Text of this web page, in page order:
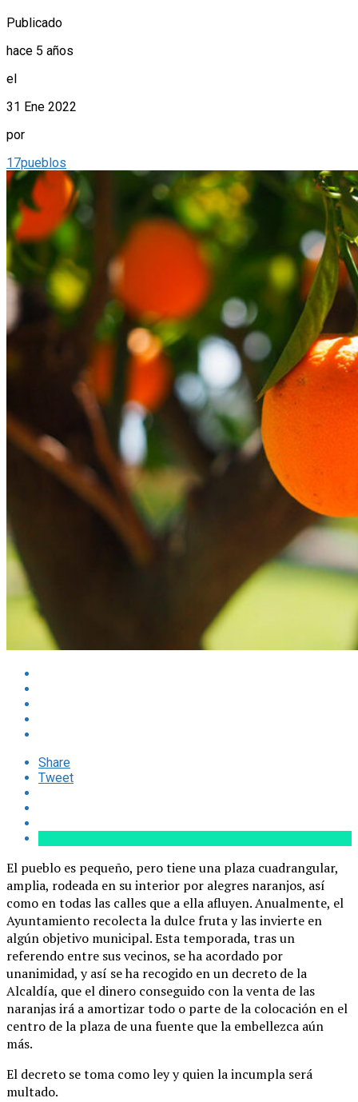
Publicado
hace 5 años
el
31 Ene 2022
por
17pueblos
Share
Tweet
El pueblo es pequeño, pero tiene una plaza cuadrangular,
amplia, rodeada en su interior por alegres naranjos, así
como en todas las calles que a ella afluyen. Anualmente, el
Ayuntamiento recolecta la dulce fruta y las invierte en
algún objetivo municipal. Esta temporada, tras un
referendo entre sus vecinos, se ha acordado por
unanimidad, y así se ha recogido en un decreto de la
Alcaldía, que el dinero conseguido con la venta de las
naranjas irá a amortizar todo o parte de la colocación en el
centro de la plaza de una fuente que la embellezca aún
más.
El decreto se toma como ley y quien la incumpla será
multado.